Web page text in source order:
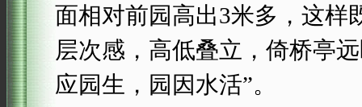
面相对前园高出3米多，这样
层次感，高低叠立，倚桥亭
应园生，园因水活”。